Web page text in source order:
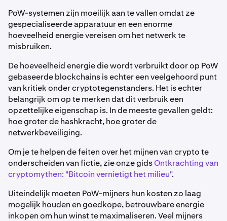
PoW-systemen zijn moeilijk aan te vallen omdat ze
gespecialiseerde apparatuur en een enorme
hoeveelheid energie vereisen om het netwerk te
misbruiken.
De hoeveelheid energie die wordt verbruikt door op PoW
gebaseerde blockchains is echter een veelgehoord punt
van kritiek onder cryptotegenstanders. Het is echter
belangrijk om op te merken dat dit verbruik een
opzettelijke eigenschap is. In de meeste gevallen geldt:
hoe groter de hashkracht, hoe groter de
netwerkbeveiliging.
Om je te helpen de feiten over het mijnen van crypto te
onderscheiden van fictie, zie onze gidsOntkrachting van
cryptomythen: "Bitcoin vernietigt het milieu".
Uiteindelijk moeten PoW-mijners hun kosten zo laag
mogelijk houden en goedkope, betrouwbare energie
inkopen om hun winst te maximaliseren. Veel mijners